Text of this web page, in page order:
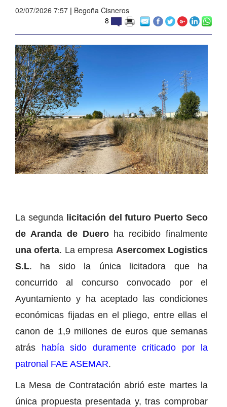
02/07/2026 7:57 | Begoña Cisneros
8
La segunda licitación del futuro Puerto Seco
de Aranda de Dueroha recibido finalmente
una oferta. La empresa Asercomex Logistics
S.L. ha sido la única licitadora que ha
concurrido al concurso convocado por el
Ayuntamiento y ha aceptado las condiciones
económicas fijadas en el pliego, entre ellas el
canon de 1,9 millones de euros que semanas
atrás había sido duramente criticado por la
patronal FAE ASEMAR.
La Mesa de Contratación abrió este martes la
única propuesta presentada y, tras comprobar